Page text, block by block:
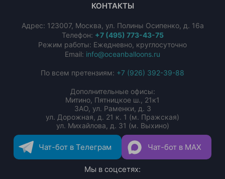
КОНТАКТЫ
Адрес: 123007, Москва, ул. Полины Осипенко, д. 16а
Телефон: +7 (495) 773-43-75
Режим работы: Ежедневно, круглосуточно
Email: info@oceanballoons.ru
По всем претензиям: +7 (926) 392-39-88
Дополнительные офисы:
Митино, Пятницкое ш., 21к1
ЗАО, ул. Раменки, д. 3
ул. Дорожная, д. 21 к. 1 (м. Пражская)
ул. Михайлова, д. 31 (м. Выхино)
Чат-бот в Телеграм Чат-бот в MAX
Мы в соцсетях: